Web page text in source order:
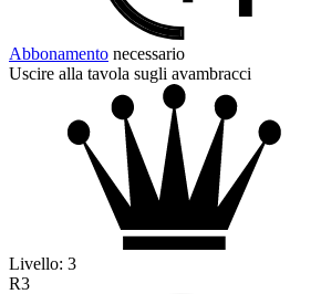
Abbonamento necessario
Uscire alla tavola sugli avambracci
Livello: 3
R3